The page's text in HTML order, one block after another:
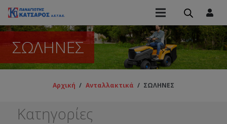
ΣΩΛΗΝΕΣ
Αρχική / Ανταλλακτικά / ΣΩΛΗΝΕΣ
Κατηγορίες